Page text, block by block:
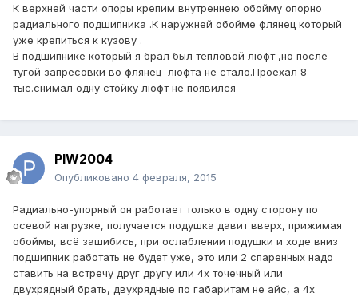
К верхней части опоры крепим внутреннею обойму опорно
радиального подшипника .К наружней обойме флянец который
уже крепиться к кузову .
В подшипнике который я брал был тепловой люфт ,но после
тугой запресовки во флянец люфта не стало.Проехал 8
тыс.снимал одну стойку люфт не появился
PIW2004
Опубликовано 4 февраля, 2015
Радиально-упорный он работает только в одну сторону по
осевой нагрузке, получается подушка давит вверх, прижимая
обоймы, всё зашибись, при ослаблении подушки и ходе вниз
подшипник работать не будет уже, это или 2 спаренных надо
ставить на встречу друг другу или 4х точечный или
двухрядный брать, двухрядные по габаритам не айс, а 4х